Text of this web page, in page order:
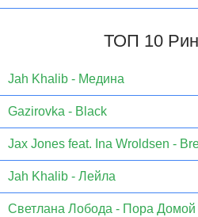
ТОП 10
Jаh Khаlib - Медина
Gazirovka - Black
Jax Jones feat. Ina Wroldsen -
Jah Khalib - Лейла
Светлана Лобода - Пора Домой